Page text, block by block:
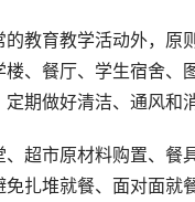
教育教学活动外，原
、餐厅、学生宿舍
期做好清洁、通风和
超市原材料购置、
扎堆就餐、面对面